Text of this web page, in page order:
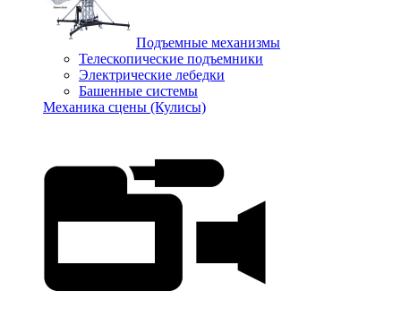
Подъемные механизмы
Телескопические подъемники
Электрические лебедки
Башенные системы
Механика сцены (Кулисы)